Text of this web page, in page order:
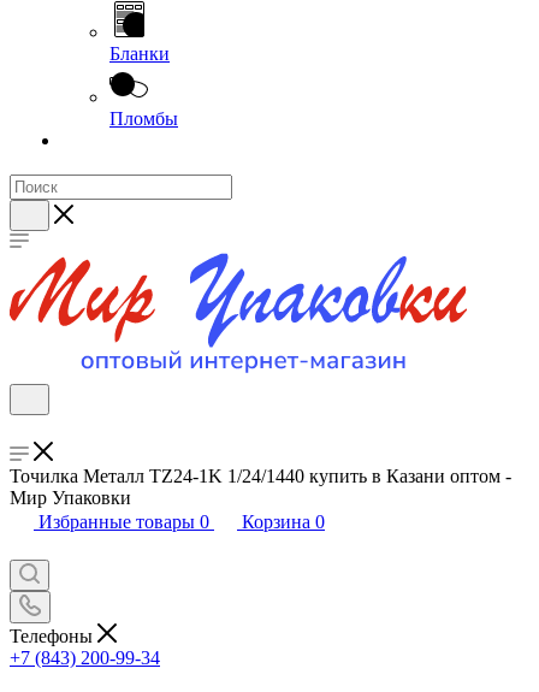
Бланки
Пломбы
Точилка Металл TZ24-1K 1/24/1440 купить в Казани оптом -
Мир Упаковки
Избранные товары 0 Корзина 0
Телефоны
+7 (843) 200-99-34